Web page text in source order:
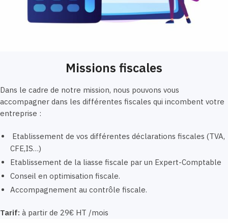
Missions fiscales
Dans le cadre de notre mission, nous pouvons vous
accompagner dans les différentes fiscales qui incombent votre
entreprise :
Etablissement de vos différentes déclarations fiscales (TVA,
CFE,IS…)
Etablissement de la liasse fiscale par un Expert-Comptable
Conseil en optimisation fiscale.
Accompagnement au contrôle fiscale.
Tarif: à partir de 29€ HT /mois